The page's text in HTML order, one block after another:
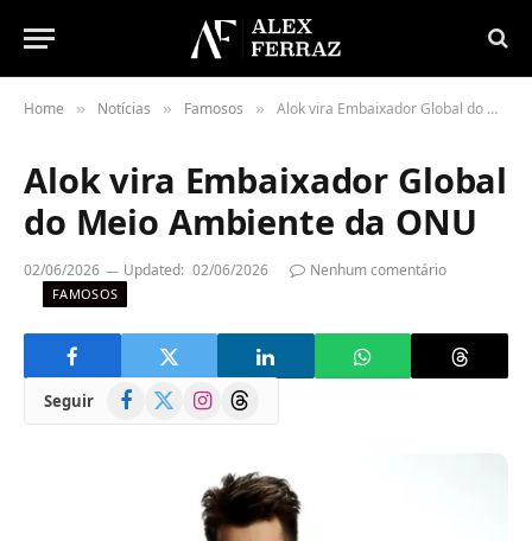
Home » Notícias » Famosos » Alok vira Embaixador Global do Meio Ambiente da ONU
Alok vira Embaixador Global
do Meio Ambiente da ONU
02/06/2026 Updated: 02/06/2026 Nenhum comentário
FAMOSOS
Seguir Facebook
(Twitter)
InstagramThreads